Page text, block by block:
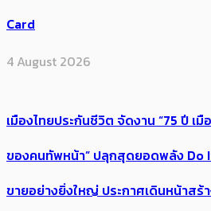
Card
4 August 2026
เมืองไทยประกันชีวิต จัดงาน “75 ปี เ
ของคนทัพหน้า” ปลุกสุดยอดพลัง Do
ขายอย่างยิ่งใหญ่ ประกาศเดินหน้าสร้